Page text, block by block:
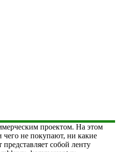
проектом. На этом
чего не покупают, ни какие
собой ленту